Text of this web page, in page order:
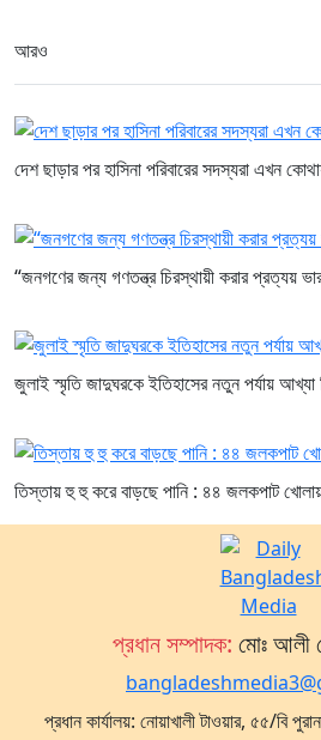
আরও
দেশ ছাড়ার পর হাসিনা পরিবারের সদস্যরা এখন
“জনগণের জন্য গণতন্ত্র চিরস্থায়ী করার প্রত্যয়
জুলাই স্মৃতি জাদুঘরকে ইতিহাসের নতুন পর্যায়
তিস্তায় হু হু করে বাড়ছে পানি : ৪৪ জলকপাট
প্রধান সম্পাদক: মোঃ আলী
প্রধান কার্যালয়: নোয়াখালী টাওয়ার, ৫৫/বি